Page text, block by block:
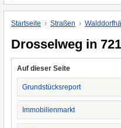
Startseite Straßen
Drosselweg in
Auf dieser Seite
Grundstücksreport
Immobilienmarkt